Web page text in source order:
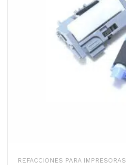
REFACCIONES PARA IMPRESORAS